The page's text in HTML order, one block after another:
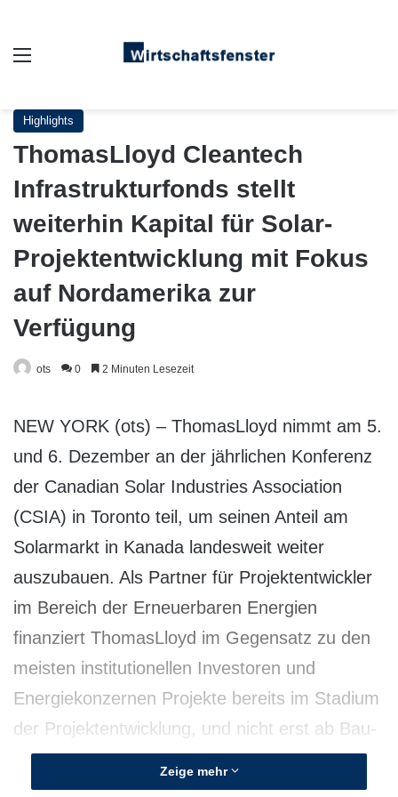
Highlights
ThomasLloyd Cleantech
Infrastrukturfonds stellt
weiterhin Kapital für Solar-
Projektentwicklung mit Fokus
auf Nordamerika zur
Verfügung
ots 0 2 Minuten Lesezeit
NEW YORK (ots) – ThomasLloyd nimmt am 5.
und 6. Dezember an der jährlichen Konferenz
der Canadian Solar Industries Association
(CSIA) in Toronto teil, um seinen Anteil am
Solarmarkt in Kanada landesweit weiter
auszubauen. Als Partner für Projektentwickler
im Bereich der Erneuerbaren Energien
finanziert ThomasLloyd im Gegensatz zu den
meisten institutionellen Investoren und
Energiekonzernen Projekte bereits im Stadium
der Projektentwicklung, und nicht erst ab Bau-
oder Betriebsbeginn (Turn Key). Das
ermöglicht Projektentwicklern die Absicherung
Zeige mehr